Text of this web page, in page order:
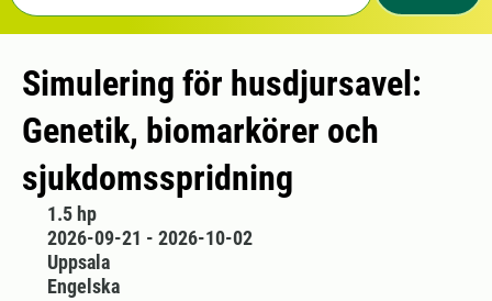
Simulering för husdjursavel:
Genetik, biomarkörer och
sjukdomsspridning
1.5 hp
2026-09-21 - 2026-10-02
Uppsala
Engelska